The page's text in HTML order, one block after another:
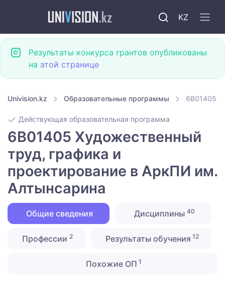
KZ
Результаты конкурса грантов опубликованы
на этой странице
Univision.kz Образовательные программы 6B01405
Действующая образовательная программа
6B01405 Художественный
труд, графика и
проектирование в АркПИ им.
Алтынсарина
Общие сведения Дисциплины 40
Профессии 2 Результаты обучения 12
Похожие ОП 1